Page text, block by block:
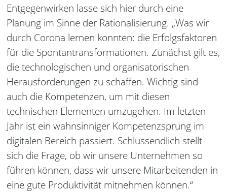
Entgegenwirken lasse sich hier durch eine
Planung im Sinne der Rationalisierung. „Was wir
durch Corona lernen konnten: die Erfolgsfaktoren
für die Spontantransformationen. Zunächst gilt es,
die technologischen und organisatorischen
Herausforderungen zu schaffen. Wichtig sind
auch die Kompetenzen, um mit diesen
technischen Elementen umzugehen. Im letzten
Jahr ist ein wahnsinniger Kompetenzsprung im
digitalen Bereich passiert. Schlussendlich stellt
sich die Frage, ob wir unsere Unternehmen so
führen können, dass wir unsere Mitarbeitenden in
eine gute Produktivität mitnehmen können.“